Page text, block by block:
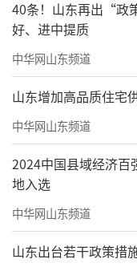
40条！山东再出“政
好、进中提质
中华网山东频道
山东增加高品质住宅
中华网山东频道
2024中国县域经济百
地入选
中华网山东频道
山东出台若干政策措